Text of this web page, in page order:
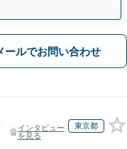
ールでお問い合わせ
インタビュー
を見る
東京都